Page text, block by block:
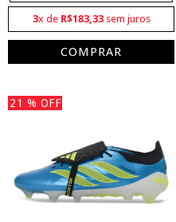
3x de R$183,33sem juros
COMPRAR
21 % OFF